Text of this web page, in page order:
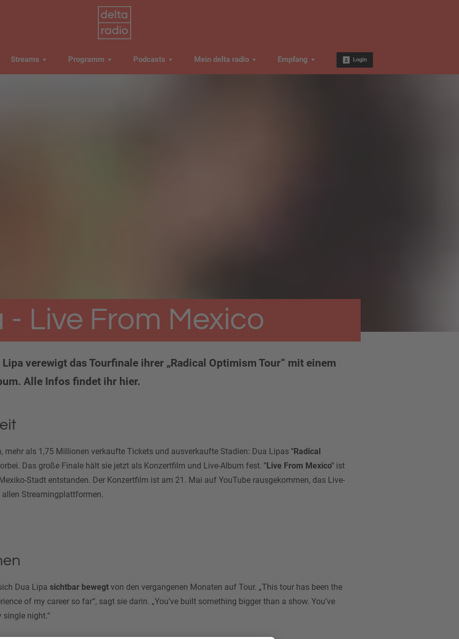
Streams Programm Podcasts Mein delta radio Empfang Login
- Live From Mexico
Lipa verewigt das Tourfinale ihrer „Radical Optimism Tour“ mit einem
Alle Infos findet ihr hier.
mehr als 1,75 Millionen verkaufte Tickets und ausverkaufte Stadien: Dua Lipas "Radical
Das große Finale hält sie jetzt als Konzertfilm und Live-Album fest. "Live From Mexico" ist
Stadt entstanden. Der Konzertfilm ist am 21. Mai auf YouTube rausgekommen, das Live-
Streamingplattformen.
Dua Lipa sichtbar bewegt von den vergangenen Monaten auf Tour. „This tour has been the
of my career so far“, sagt sie darin. „You’ve built something bigger than a show. You’ve
night.“